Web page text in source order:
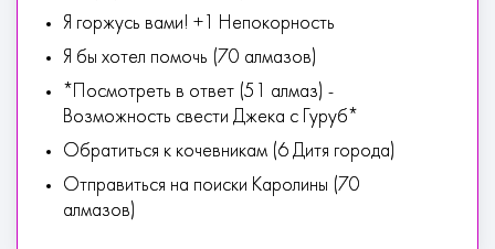
Я горжусь вами! +1 Непокорность
Я бы хотел помочь (70 алмазов)
*Посмотреть в ответ (51 алмаз) -
Возможность свести Джека с Гуруб*
Обратиться к кочевникам (6 Дитя города)
Отправиться на поиски Каролины (70
алмазов)